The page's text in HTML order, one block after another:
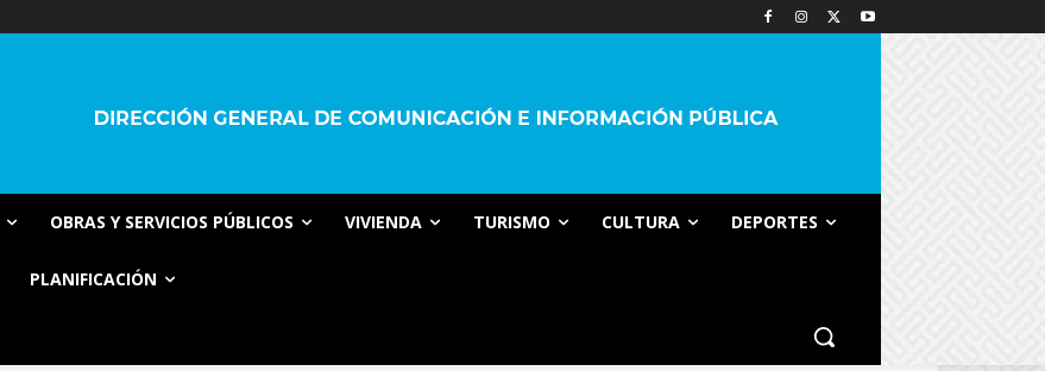
OBRAS Y SERVICIOS PÚBLICOS VIVIENDA TURISMO CULTURA DEPORTES
PLANIFICACIÓN